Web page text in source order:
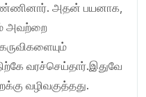
அதன் பயனாக,
அவற்றை
வரச்செய்தார்.இதுவே
வழிவகுத்தது.